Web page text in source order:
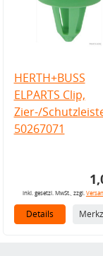
HERTH+BUSS
ELPARTS Clip,
Zier-/
50267071
inkl. gesetzl. MwSt., zzgl.
Details